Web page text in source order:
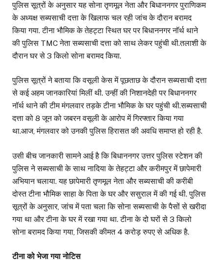
पुलिस सूत्रों के अनुसार यह सोना तृणमूल नेता और बिधाननगर पुराणिकम
के अध्यक्ष सब्यसाची दत्ता के खिलाफ चल रही जांच के दौरान बरामद
किया गया. टीना भौमिक के तेहट्टा स्थित घर पर बिधाननगर नॉर्थ थाने
की पुलिस TMC नेता सब्यसाची दत्ता को साथ लेकर पहुंची थी.तलाशी के
दौरान घर से 3 किलो सोना बरामद किया.
पुलिस सूत्रों ने बताया कि वसूली केस में पूछताछ के दौरान सब्यसाची दत्ता
से कई अहम जानकारियां मिलीं थी. उन्हीं की निशानदेही पर बिधाननगर
नॉर्थ थाने की टीम मंगलवार तड़के टीना भौमिक के घर पहुंची थी.सब्यसाची
दत्ता को 8 जून को जबरन वसूली के आरोप में गिरफ्तार किया गया
था.आज, मंगलवार को उनकी पुलिस हिरासत की अवधि समाप्त हो रही है.
उसी बीच जानकारी सामने आई है कि बिधाननगर उत्तर पुलिस स्टेशन की
पुलिस ने सब्यसाची के साथ नादिया के तेहट्टा और करीमपुर में छापेमारी
अभियान चलाया. यह छापेमारी तृणमूल नेता और सब्यसाची की करीबी
दोस्त टीना भौमिक साहा के पिता के घर और ससुराल में की गई थी. पुलिस
सूत्रों के अनुसार, जांच में पता चला कि सोना सब्यसाची के पैसों से खरीदा
गया था और टीना के घर में रखा गया था. टीना के दो घरों से 3 किलो
सोना बरामद किया गया, जिसकी कीमत 4 करोड़ रुपए से अधिक है.
टीना को भेजा गया नोटिस